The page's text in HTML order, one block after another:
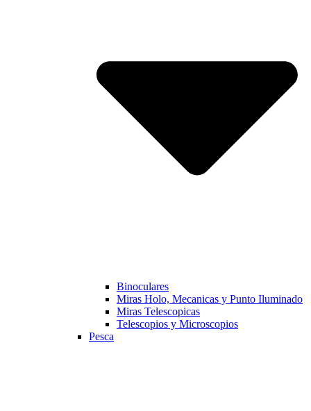
Binoculares
Miras Holo, Mecanicas y Punto Iluminado
Miras Telescopicas
Telescopios y Microscopios
Pesca